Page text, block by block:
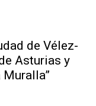
de Vélez-
Asturias y
Muralla”